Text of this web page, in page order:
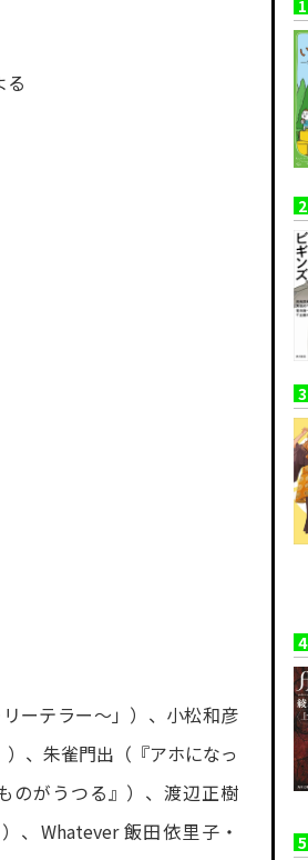
る
ーテラー～」）、小松和彦
、朱雀門出（『アホになっ
のがうつる』）、渡辺正樹
、Whatever 飯田依里子・
1
2
3
4
5